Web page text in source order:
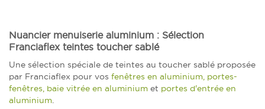
Nuancier menuiserie aluminium : Sélection
Franciaflex teintes toucher sablé
Une sélection spéciale de teintes au toucher sablé proposée
par Franciaflex pour vos fenêtres en aluminium, portes-
fenêtres, baie vitrée en aluminium et portes d'entrée en
aluminium.